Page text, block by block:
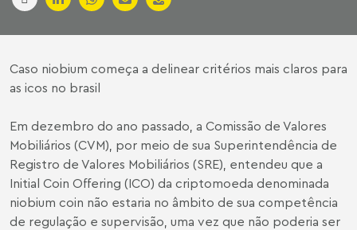
Caso niobium começa a delinear critérios mais claros para
as icos no brasil
Em dezembro do ano passado, a Comissão de Valores
Mobiliários (CVM), por meio de sua Superintendência de
Registro de Valores Mobiliários (SRE), entendeu que a
Initial Coin Offering (ICO) da criptomoeda denominada
niobium coin não estaria no âmbito de sua competência
de regulação e supervisão, uma vez que não poderia ser